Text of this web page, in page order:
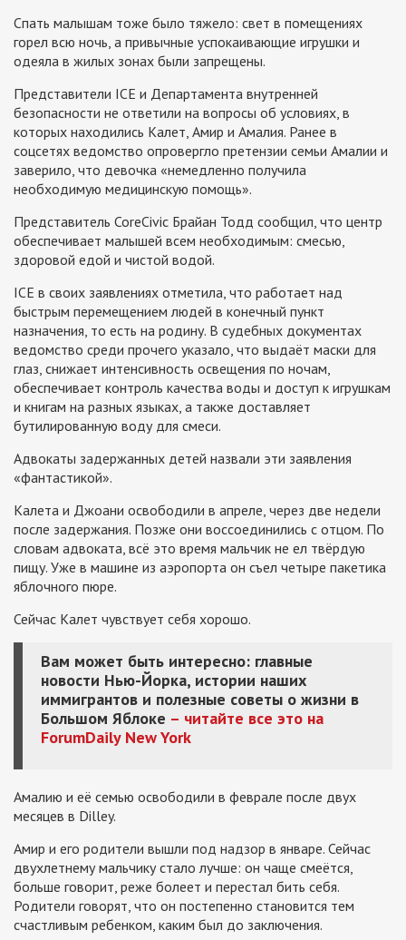
Спать малышам тоже было тяжело: свет в помещениях
горел всю ночь, а привычные успокаивающие игрушки и
одеяла в жилых зонах были запрещены.
Представители ICE и Департамента внутренней
безопасности не ответили на вопросы об условиях, в
которых находились Калет, Амир и Амалия. Ранее в
соцсетях ведомство опровергло претензии семьи Амалии и
заверило, что девочка «немедленно получила
необходимую медицинскую помощь».
Представитель CoreCivic Брайан Тодд сообщил, что центр
обеспечивает малышей всем необходимым: смесью,
здоровой едой и чистой водой.
ICE в своих заявлениях отметила, что работает над
быстрым перемещением людей в конечный пункт
назначения, то есть на родину. В судебных документах
ведомство среди прочего указало, что выдаёт маски для
глаз, снижает интенсивность освещения по ночам,
обеспечивает контроль качества воды и доступ к игрушкам
и книгам на разных языках, а также доставляет
бутилированную воду для смеси.
Адвокаты задержанных детей назвали эти заявления
«фантастикой».
Калета и Джоани освободили в апреле, через две недели
после задержания. Позже они воссоединились с отцом. По
словам адвоката, всё это время мальчик не ел твёрдую
пищу. Уже в машине из аэропорта он съел четыре пакетика
яблочного пюре.
Сейчас Калет чувствует себя хорошо.
Вам может быть интересно: главные
новости Нью-Йорка, истории наших
иммигрантов и полезные советы о жизни в
Большом Яблоке – читайте все это на
ForumDaily New York
Амалию и её семью освободили в феврале после двух
месяцев в Dilley.
Амир и его родители вышли под надзор в январе. Сейчас
двухлетнему мальчику стало лучше: он чаще смеётся,
больше говорит, реже болеет и перестал бить себя.
Родители говорят, что он постепенно становится тем
счастливым ребенком, каким был до заключения.